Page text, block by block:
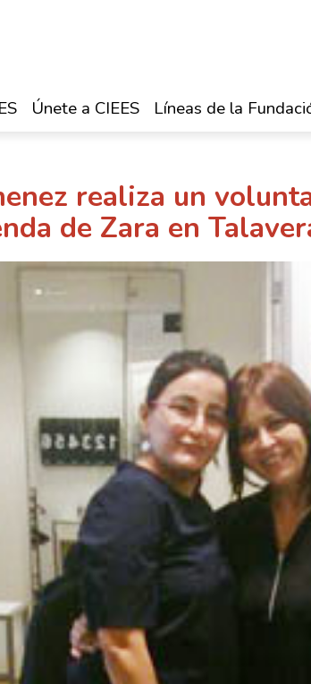
Únete a CIEES Líneas de la
realiza un
de Zara en